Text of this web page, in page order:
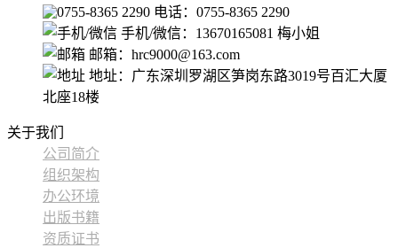
电话：0755-8365 2290
手机/微信：13670165081 梅小姐
邮箱：hrc9000@163.com
地址：广东深圳罗湖区笋岗东路3019号百汇大厦
北座18楼
关于我们
公司简介
组织架构
办公环境
出版书籍
资质证书